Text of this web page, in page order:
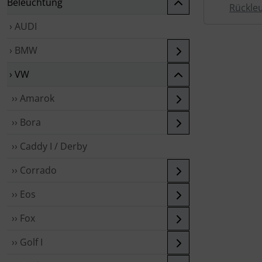
› AUDI
› BMW
› VW
›› Amarok
›› Bora
›› Caddy I / Derby
›› Corrado
›› Eos
›› Fox
›› Golf I